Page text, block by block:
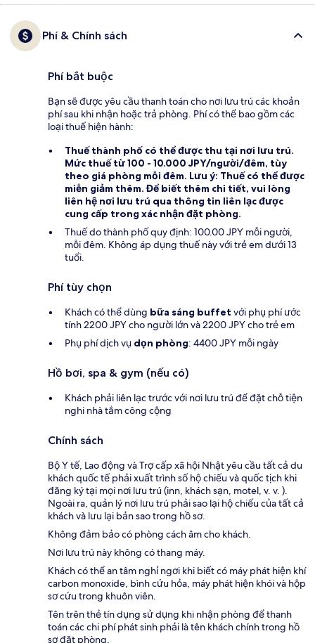
Phí & Chính sách
Phí bắt buộc
Bạn sẽ được yêu cầu thanh toán cho nơi lưu trú các khoản
phí sau khi nhận hoặc trả phòng. Phí có thể bao gồm các
loại thuế hiện hành:
Thuế thành phố có thể được thu tại nơi lưu trú.
Mức thuế từ 100 - 10.000 JPY/người/đêm, tùy
theo giá phòng mỗi đêm. Lưu ý: Thuế có thể được
miễn giảm thêm. Để biết thêm chi tiết, vui lòng
liên hệ nơi lưu trú qua thông tin liên lạc được
cung cấp trong xác nhận đặt phòng.
Thuế do thành phố quy định: 100.00 JPY mỗi người,
mỗi đêm. Không áp dụng thuế này với trẻ em dưới 13
tuổi.
Phí tùy chọn
Khách có thể dùng bữa sáng buffet với phụ phí ước
tính 2200 JPY cho người lớn và 2200 JPY cho trẻ em
Phụ phí dịch vụ dọn phòng: 4400 JPY mỗi ngày
Hồ bơi, spa & gym (nếu có)
Khách phải liên lạc trước với nơi lưu trú để đặt chỗ tiện
nghi nhà tắm công cộng
Chính sách
Bộ Y tế, Lao động và Trợ cấp xã hội Nhật yêu cầu tất cả du
khách quốc tế phải xuất trình số hộ chiếu và quốc tịch khi
đăng ký tại mọi nơi lưu trú (inn, khách sạn, motel, v. v. ).
Ngoài ra, quản lý nơi lưu trú phải sao lại hộ chiếu của tất cả
khách và lưu lại bản sao trong hồ sơ.
Không đảm bảo có phòng cách âm cho khách.
Nơi lưu trú này không có thang máy.
Khách có thể an tâm nghỉ ngơi khi biết có máy phát hiện khí
carbon monoxide, bình cứu hỏa, máy phát hiện khói và hộp
sơ cứu trong khuôn viên.
Tên trên thẻ tín dụng sử dụng khi nhận phòng để thanh
toán các chi phí phát sinh phải là tên khách chính trong hồ
sơ đặt phòng.